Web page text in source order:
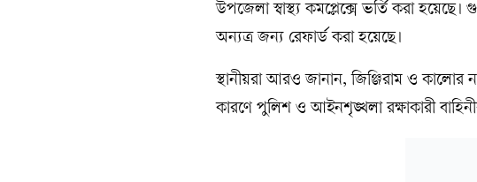
উপজেলা স্বাস্থ্য কমপ্লেক্সে ভর্তি করা
অন্যত্র জন্য রেফার্ড করা হয়েছে।
স্থানীয়রা আরও জানান, জিঞ্জিরাম ও কালোর
কারণে পুলিশ ও আইনশৃঙ্খলা রক্ষাকারী